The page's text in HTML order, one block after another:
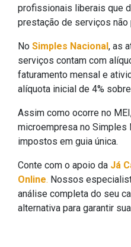
profissionais liberais que
prestação de serviços não
No Simples Nacional, as
serviços contam com
faturamento mensal e
alíquota inicial de 4%
Assim como ocorre no
microempresa no Simples
impostos em guia única.
Conte com o apoio da Já
Online. Nossos
análise completa do seu
alternativa para garantir